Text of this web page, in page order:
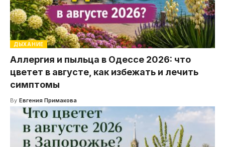
ДЫХАНИЕ
Аллергия и пыльца в Одессе 2026: что
цветет в августе, как избежать и лечить
симптомы
By Евгения Примакова